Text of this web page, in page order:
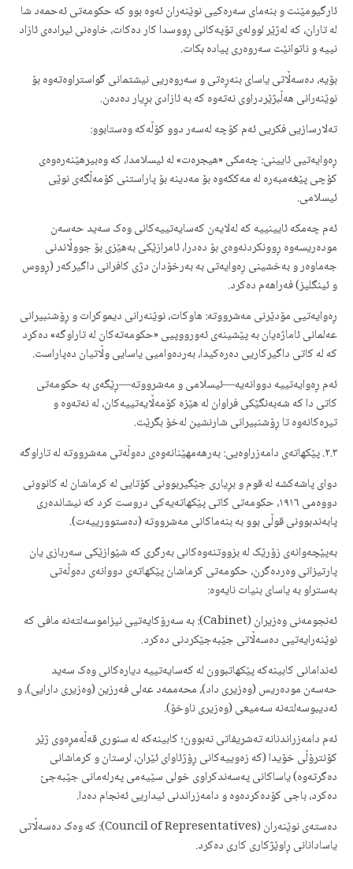
ئارگیومێنت و بنەمای سەرەکیی نوێنەران ئەوە بوو کە حکومەتی ئەحمەد شا
لە تاران، کە لەژێر لوولەی تۆپەکانی ڕووسدا کار دەکات، خاوەنی ئیرادەی ئازاد
نییە و ناتوانێت سەروەری پیادە بکات.
بۆیە، دەسەڵاتی یاسای بنەڕەتی و سەروەریی نیشتمانی گواستراوەتەوە بۆ
نوێنەرانی هەڵبژێردراوی نەتەوە کە بە ئازادی بڕیار دەدەن.
تەلارسازیی فکریی ئەم کۆچە لەسەر دوو کۆڵەکە وەستابوو:
ڕەوایەتیی ئایینی: چەمکی «هیجرەت» لە ئیسلامدا، کە وەبیرهێنەرەوەی
کۆچی پێغەمبەرە لە مەککەوە بۆ مەدینە بۆ پاراستنی کۆمەڵگەی نوێی
ئیسلامی.
ئەم چەمکە ئایینییە کە لەلایەن کەسایەتییەکانی وەک سەید حەسەن
مودەریسەوە ڕوونکردنەوەی بۆ دەدرا، ئامرازێکی بەهێزی بۆ جووڵاندنی
جەماوەر و بەخشینی ڕەوایەتی بە بەرخۆدان دژی کافرانی داگیرکەر (ڕووس
و ئینگلیز) فەراهەم دەکرد.
ڕەوایەتیی مۆدێرنی مەشرووتە: هاوکات، نوێنەرانی دیموکرات و ڕۆشنبیرانی
عەلمانی ئاماژەیان بە پێشینەی ئەورووپیی «حکومەتەکان لە تاراوگە» دەکرد
کە لە کاتی داگیرکاریی دەرەکیدا، بەردەوامیی یاسایی وڵاتیان دەپاراست.
ئەم ڕەوایەتییە دووانەیە—ئیسلامی و مەشرووتە—ڕێگەی بە حکومەتی
کاتی دا کە شەبەنگێکی فراوان لە هێزە کۆمەڵایەتییەکان، لە نەتەوە و
تیرەکانەوە تا ڕۆشنبیرانی شارنشین لەخۆ بگرێت.
٢.٣. پێکهاتەی دامەزراوەیی: بەرهەمهێنانەوەی دەوڵەتی مەشرووتە لە تاراوگە
دوای پاشەکشە لە قوم و بڕیاری جێگیربوونی کۆتایی لە کرماشان لە کانوونی
دووەمی ١٩١٦، حکومەتی کاتی پێکهاتەیەکی دروست کرد کە نیشاندەری
پابەندبوونی قوڵی بوو بە بنەماکانی مەشرووتە (دەستوورییەت).
بەپێچەوانەی زۆرێک لە بزووتنەوەکانی بەرگری کە شێوازێکی سەربازی یان
پارتیزانی وەردەگرن، حکومەتی کرماشان پێکهاتەی دووانەی دەوڵەتی
بەستراو بە یاسای بنیات نایەوە:
ئەنجومەنی وەزیران (Cabinet): بە سەرۆکایەتیی نیزاموسەلتەنە مافی کە
نوێنەرایەتیی دەسەڵاتی جێبەجێکردنی دەکرد.
ئەندامانی کابینەکە پێکهاتبوون لە کەسایەتییە دیارەکانی وەک سەید
حەسەن مودەریس (وەزیری داد)، محەممەد عەلی فەرزین (وەزیری دارایی)، و
ئەدیبوسەلتەنە سەمیعی (وەزیری ناوخۆ).
ئەم دامەزراندنانە تەشریفاتی نەبوون؛ کابینەکە لە سنوری قەڵەمڕەوی ژێر
کۆنترۆڵی خۆیدا (کە زەوییەکانی ڕۆژئاوای ئێران، لرستان و کرماشانی
دەگرتەوە) یاساکانی پەسەندکراوی خولی سێیەمی پەرلەمانی جێبەجێ
دەکرد، باجی کۆدەکردەوە و دامەزراندنی ئیداریی ئەنجام دەدا.
دەستەی نوێنەران (Council of Representatives): کە وەک دەسەڵاتی
یاسادانانی ڕاوێژکاری کاری دەکرد.